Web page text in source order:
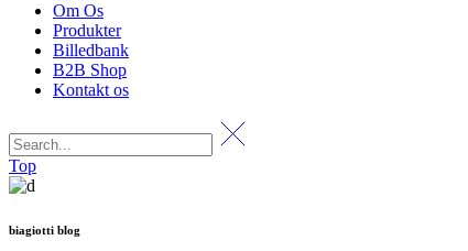
Om Os
Produkter
Billedbank
B2B Shop
Kontakt os
Top
biagiotti blog